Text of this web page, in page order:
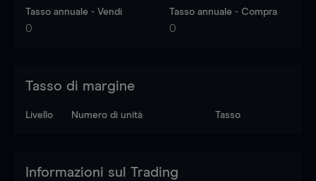
Tasso annuale - Vendi
0
Tasso annuale - Compra
0
Tasso di margine
Livello Numero di unità Tasso
Informazioni sul Trading